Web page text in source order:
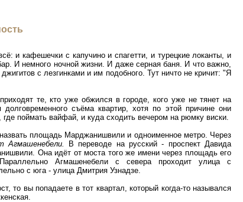
и кафешечки с капучино и спагетти, и турецкие локанты, и
И немного ночной жизни. И даже серная баня. И что важно,
с лезгинками и им подобного. Тут ничто не кричит: "Я
те, кто уже обжился в городе, кого уже не тянет на
съёма квартир, хотя по этой причине они
поймать вайфай, и куда сходить вечером на рюмку виски.
площадь Марджанишвили и одноименное метро. Через
Агмашенебели.
В переводе на русский - проспект Давида
Она идёт от моста того же имени через площадь его
Агмашенебели с севера проходит улица с
с юга - улица Дмитрия Узнадзе.
то вы попадаете в тот квартал, который когда-то назывался